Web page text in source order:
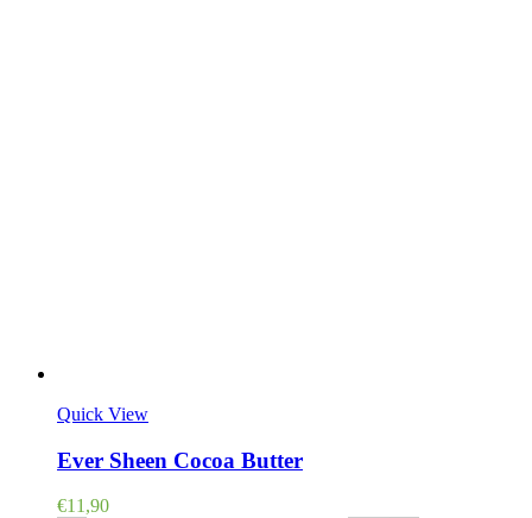
Quick View
Ever Sheen Cocoa Butter
€11,90